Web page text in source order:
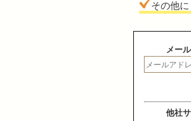
その他に
メー
他社